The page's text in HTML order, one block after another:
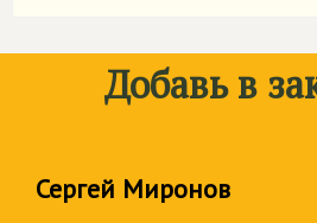
Добавь в
Сергей Миронов